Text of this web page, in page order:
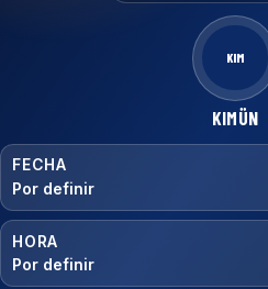
KIM
KIMÜN
FECHA
Por definir
HORA
Por definir